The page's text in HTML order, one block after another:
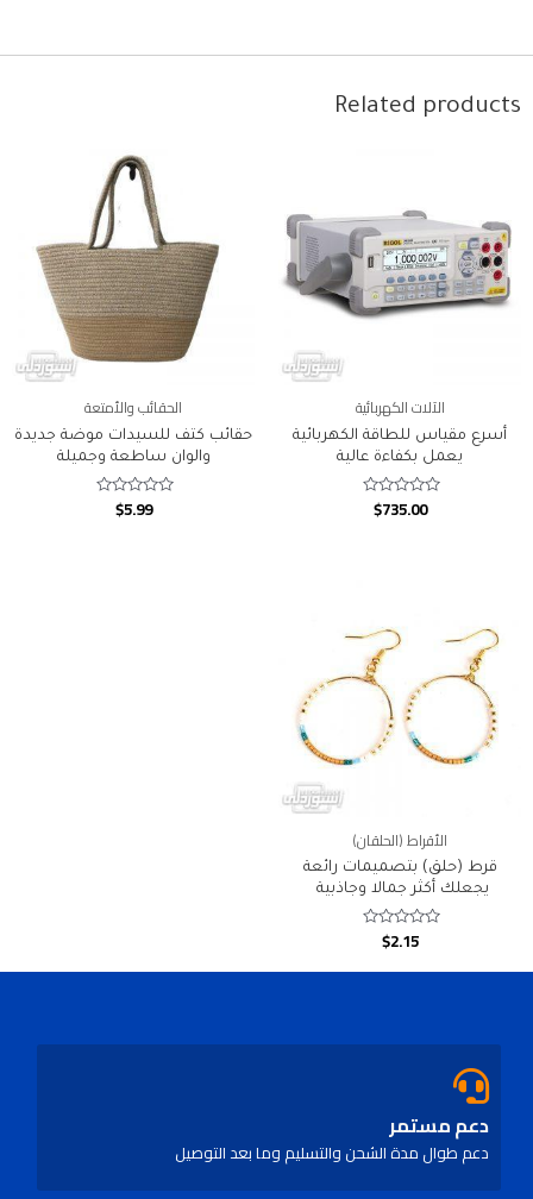
Related products
الآلات الكهربائية
أسرع مقياس للطاقة الكهربائية
يعمل بكفاءة عالية
Rated
$735.00
الحقائب والأمتعة
حقائب كتف للسيدات موضة جديدة
والوان ساطعة وجميلة
Rated
$5.99
الأقراط (الحلقان)
قرط (حلق) بتصميمات رائعة
يجعلك أكثر جمالا وجاذبية
Rated
$2.15
دعم مستمر
دعم طوال مدة الشحن والتسليم وما بعد التوصيل